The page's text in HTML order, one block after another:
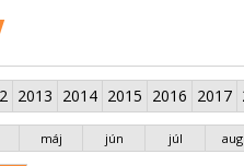
2013 2014 2015 2016 2017
máj jún júl